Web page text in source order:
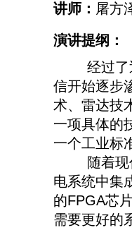
讲师： 屠方
演讲提纲：
经过了近
信开始逐步
术、雷达技
一项具体的
一个工业标
随着现代
电系统中集
的FPGA芯
需要更好的